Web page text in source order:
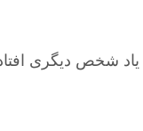
شخص دیگری